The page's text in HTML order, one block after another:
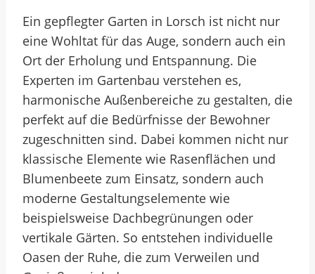
Ein gepflegter Garten in Lorsch ist nicht nur
eine Wohltat für das Auge, sondern auch ein
Ort der Erholung und Entspannung. Die
Experten im Gartenbau verstehen es,
harmonische Außenbereiche zu gestalten, die
perfekt auf die Bedürfnisse der Bewohner
zugeschnitten sind. Dabei kommen nicht nur
klassische Elemente wie Rasenflächen und
Blumenbeete zum Einsatz, sondern auch
moderne Gestaltungselemente wie
beispielsweise Dachbegrünungen oder
vertikale Gärten. So entstehen individuelle
Oasen der Ruhe, die zum Verweilen und